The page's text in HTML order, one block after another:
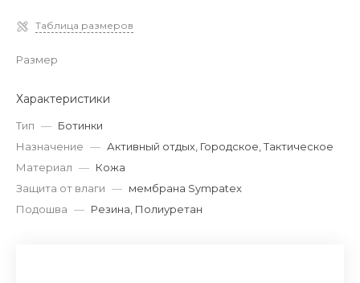
Таблица размеров
Размер
Характеристики
Тип — Ботинки
Назначение — Активный отдых, Городское, Тактическое
Материал — Кожа
Защита от влаги — мембрана Sympatex
Подошва — Резина, Полиуретан